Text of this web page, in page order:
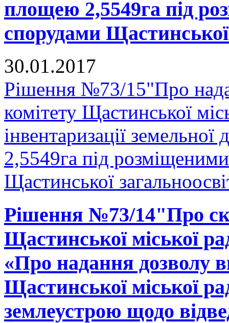
площею 2,5549га під
спорудами
30.01.2017
Рішення №73/15"Про
комітету Щастинської
інвентаризації
2,5549га під
Щастинської
Рішення №73/14"Про
Щастинської міської
«Про надання дозволу
Щастинської міської
землеустрою щодо